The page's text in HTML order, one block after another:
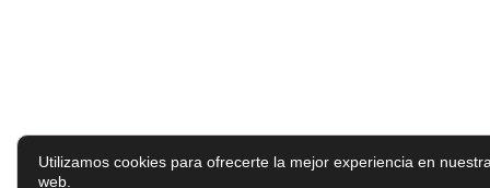
Utilizamos cookies para ofrecerte la mejor experiencia en
web.